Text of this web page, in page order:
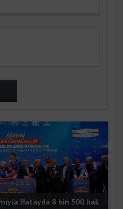
Hatayda 8 bin 500 hak